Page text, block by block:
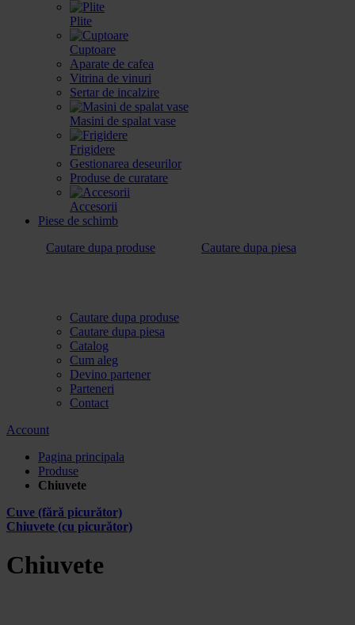
Plite
Cuptoare
Aparate de cafea
Vitrina de vinuri
Sertar de incalzire
Masini de spalat vase
Frigidere
Gestionarea deseurilor
Produse de curatare
Accesorii
Piese de schimb
Cautare dupa produse
Cautare dupa piesa
Cautare dupa produse
Cautare dupa piesa
Catalog
Cum aleg
Devino partener
Parteneri
Contact
Account
Pagina principala
Produse
Chiuvete
Cuve (fără picurător)
Chiuvete (cu picurător)
Chiuvete